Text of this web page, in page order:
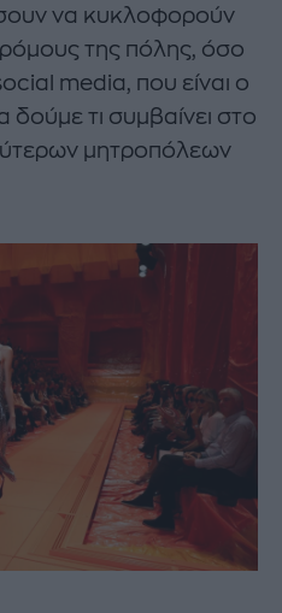
να κυκλοφορούν
της πόλης, όσο
media, που είναι ο
τι συμβαίνει στο
μητροπόλεων